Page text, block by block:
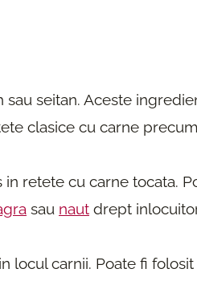
sau seitan. Aceste
clasice cu carne precum
retete cu carne tocata.
sau naut drept
in locul carnii. Poate fi